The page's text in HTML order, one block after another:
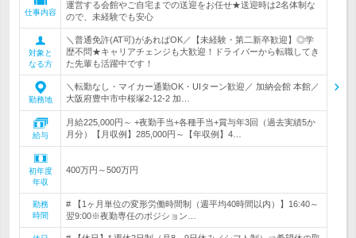
仕事内容
運営する会館やご自宅までの送迎をお任せ★送迎時は2名体制な
ので、未経験でも安心
対象と
なる方
＼普通免許(AT可)があればOK／【未経験・第二新卒歓迎】◎学
歴不問★キャリアチェンジも大歓迎！ドライバーから転職してき
た先輩も活躍中です！
勤務地
＼転勤なし・マイカー通勤OK・UIターン歓迎／ 加納会館 本館／
大阪府豊中市中桜塚2-12-2 加…
給与
月給225,000円～ +夜勤手当+各種手当+賞与年3回（過去実績5か
月分）【月収例】285,000円～【年収例】4…
初年度
年収
400万円～500万円
勤務
時間
# 【1ヶ月単位の変形労働時間制（週平均40時間以内）】16:40～
翌9:00※夜勤専任のポジション…